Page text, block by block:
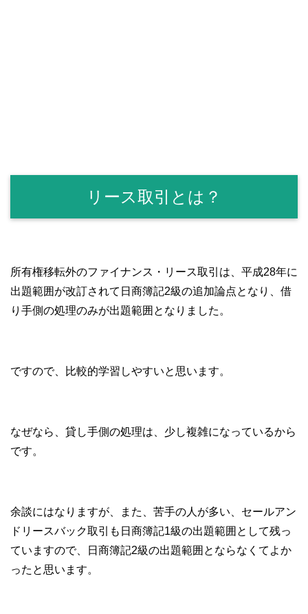
リース取引とは？
所有権移転外のファイナンス・リース取引は、平成28年に
出題範囲が改訂されて日商簿記2級の追加論点となり、借
り手側の処理のみが出題範囲となりました。
ですので、比較的学習しやすいと思います。
なぜなら、貸し手側の処理は、少し複雑になっているから
です。
余談にはなりますが、また、苦手の人が多い、セールアン
ドリースバック取引も日商簿記1級の出題範囲として残っ
ていますので、日商簿記2級の出題範囲とならなくてよか
ったと思います。